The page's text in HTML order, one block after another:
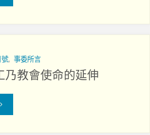
, 事委所言
乃教會使命的延伸